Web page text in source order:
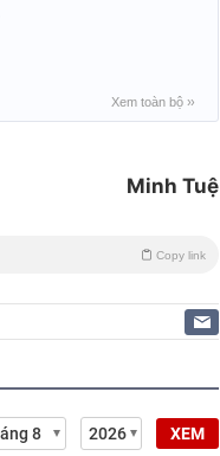
Xem toàn bộ ››
Minh Tuệ
Copy link
XEM